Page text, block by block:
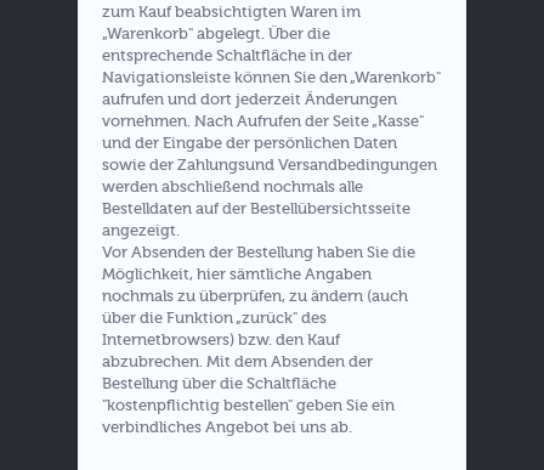
zum Kauf beabsichtigten Waren im
„Warenkorb" abgelegt. Über die
entsprechende Schaltfläche in der
Navigationsleiste können Sie den „Warenkorb"
aufrufen und dort jederzeit Änderungen
vornehmen. Nach Aufrufen der Seite „Kasse"
und der Eingabe der persönlichen Daten
sowie der Zahlungsund Versandbedingungen
werden abschließend nochmals alle
Bestelldaten auf der Bestellübersichtsseite
angezeigt.
Vor Absenden der Bestellung haben Sie die
Möglichkeit, hier sämtliche Angaben
nochmals zu überprüfen, zu ändern (auch
über die Funktion „zurück" des
Internetbrowsers) bzw. den Kauf
abzubrechen. Mit dem Absenden der
Bestellung über die Schaltfläche
"kostenpflichtig bestellen" geben Sie ein
verbindliches Angebot bei uns ab.